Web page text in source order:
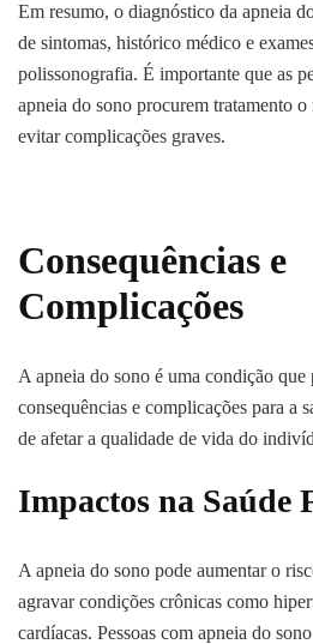
Em resumo, o diagnóstico da apneia
de sintomas, histórico médico e
polissonografia. É importante que as
apneia do sono procurem tratamento
evitar complicações graves.
Consequências e
Complicações
A apneia do sono é uma condição que
consequências e complicações para a
de afetar a qualidade de vida do
Impactos na Saúde
A apneia do sono pode aumentar o
agravar condições crônicas como
cardíacas. Pessoas com apneia do